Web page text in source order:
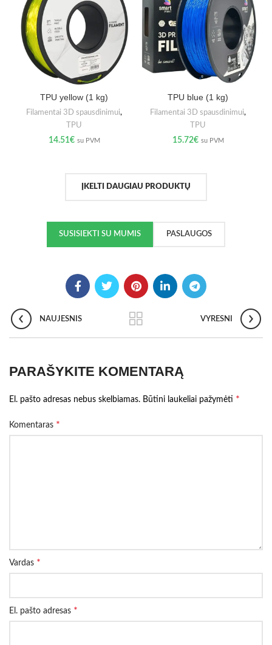
TPU yellow (1 kg)
Filamentai 3D spausdinimui,
TPU
14.51€ su PVM
TPU blue (1 kg)
Filamentai 3D spausdinimui,
TPU
15.72€ su PVM
ĮKELTI DAUGIAU PRODUKTŲ
SUSISIEKTI SU MUMIS PASLAUGOS
NAUJESNIS VYRESNI
PARAŠYKITE KOMENTARĄ
El. pašto adresas nebus skelbiamas. Būtini laukeliai pažymėti *
Komentaras *
Vardas *
El. pašto adresas *